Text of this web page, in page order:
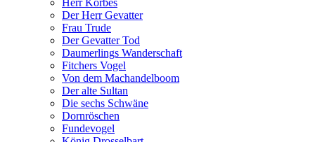
Herr Korbes
Der Herr Gevatter
Frau Trude
Der Gevatter Tod
Daumerlings Wanderschaft
Fitchers Vogel
Von dem Machandelboom
Der alte Sultan
Die sechs Schwäne
Dornröschen
Fundevogel